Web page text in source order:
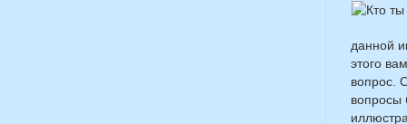
данной
этого
вопрос.
вопросы